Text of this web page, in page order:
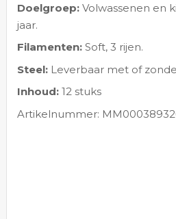
Doelgroep:Volwassenen en
jaar.
Filamenten:Soft, 3 rijen.
Steel:Leverbaar met of
Inhoud:12 stuks
Artikelnummer: